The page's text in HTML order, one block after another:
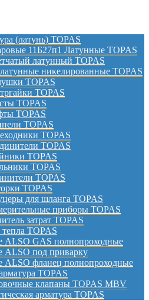
(латунь) TOPAS
11Б27п1 Латунные TOPAS
латунный TOPAS
никелированные TOPAS
TOPAS
TOPAS
TOPAS
TOPAS
TOPAS
TOPAS
TOPAS
TOPAS
TOPAS
TOPAS
TOPAS
для шланга TOPAS
приборы TOPAS
затрат TOPAS
TOPAS
ALSO GAS полнопроходные
под приварку
фланец полнопроходные
TOPAS
клапаны TOPAS MBV
арматура TOPAS